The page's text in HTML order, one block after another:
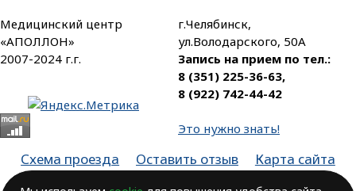
Медицинский центр
«АПОЛЛОН»
2007-2024 г.г.
г.Челябинск,
ул.Володарского, 50А
Запись на прием по тел.:
8 (351) 225-36-63,
8 (922) 742-44-42
Это нужно знать!
Схема проезда Оставить отзыв
Карта сайта